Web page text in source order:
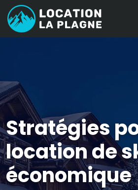
Stratégies
location de
économique